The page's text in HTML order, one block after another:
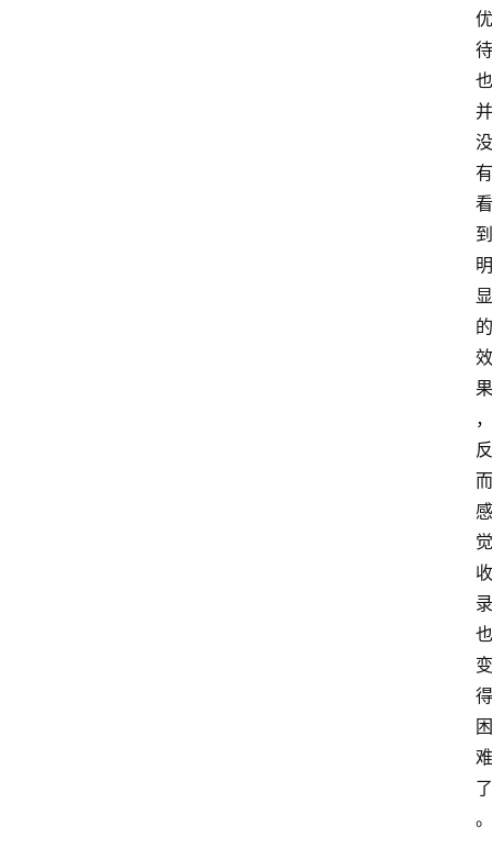
优
待
也
并
没
有
看
到
明
显
的
效
果
，
反
而
感
觉
收
录
也
变
得
困
难
了
。